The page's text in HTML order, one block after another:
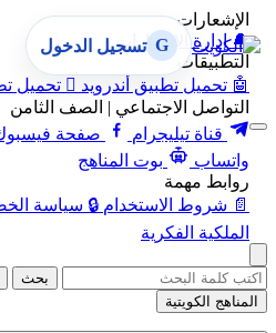
الإشعارات
🔔 إدارة الإشعارات
التطبيقات
تحميل تطبيق أندرويد  تحميل
التواصل الاجتماعي | الصف الثامن
قناة تيليجرام
صفحة فيسبوك
واتساب
بوت المناهج
روابط مهمة
شروط الاستخدام 🔒 سياسة
الملكية الفكرية
G تسجيل الدخول
بحث
المناهج الكويتية